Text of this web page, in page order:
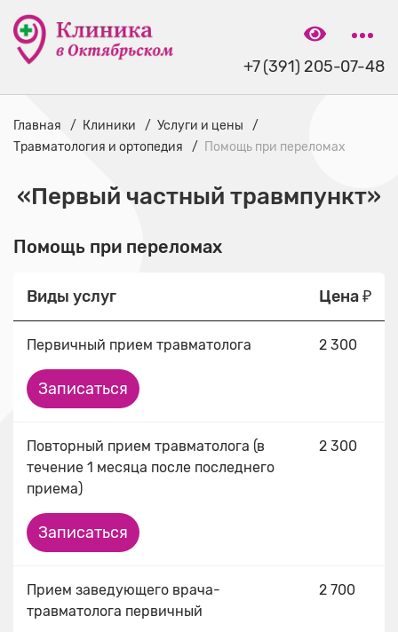
+7 (391) 205-07-48
Главная Клиники
Услуги и цены
Травматология и ортопедия
Помощь при переломах
«Первый частный травмпункт»
Помощь при переломах
Виды услуг Цена ₽
Первичный прием травматолога 2 300
Записаться
Повторный прием травматолога (в
течение 1 месяца после последнего
приема)
2 300
Записаться
Прием заведующего врача-
травматолога первичный
2 700